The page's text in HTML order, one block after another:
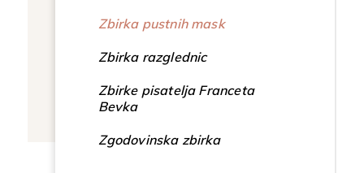
Zbirka pustnih mask
Zbirka razglednic
Zbirke pisatelja Franceta
Bevka
Zgodovinska zbirka